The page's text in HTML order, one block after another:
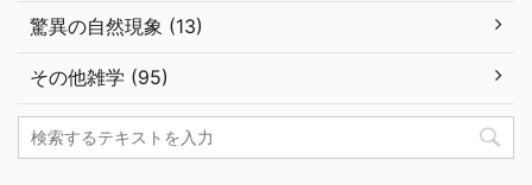
驚異の自然現象 (13)
その他雑学 (95)